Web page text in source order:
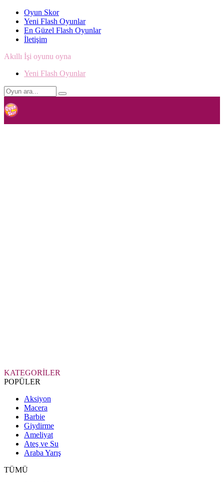
Oyun Skor
Yeni Flash Oyunlar
En Güzel Flash Oyunlar
İletişim
Akıllı İşi oyunu oyna
Yeni Flash Oyunlar
KATEGORİLER
POPÜLER
Aksiyon
Macera
Barbie
Giydirme
Ameliyat
Ateş ve Su
Araba Yarış
TÜMÜ